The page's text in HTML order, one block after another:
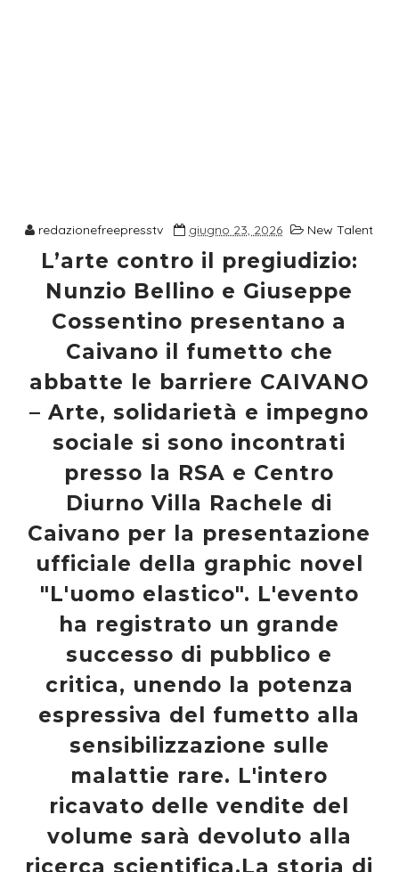
redazionefreepresstv giugno 23, 2026 New Talent
L’arte contro il pregiudizio:
Nunzio Bellino e Giuseppe
Cossentino presentano a
Caivano il fumetto che
abbatte le barriere CAIVANO
– Arte, solidarietà e impegno
sociale si sono incontrati
presso la RSA e Centro
Diurno Villa Rachele di
Caivano per la presentazione
ufficiale della graphic novel
"L'uomo elastico". L'evento
ha registrato un grande
successo di pubblico e
critica, unendo la potenza
espressiva del fumetto alla
sensibilizzazione sulle
malattie rare. L'intero
ricavato delle vendite del
volume sarà devoluto alla
ricerca scientifica.La storia di